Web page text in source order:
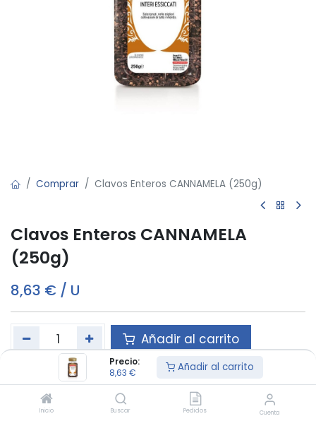
Precio:
8,63 € Añadir al carrito
Inicio Buscar Pedidos Cuenta
Comprar Clavos Enteros CANNAMELA (250g)
Clavos Enteros CANNAMELA
(250g)
8,63 € / U
Añadir al carrito
Este producto es vendido en ud.